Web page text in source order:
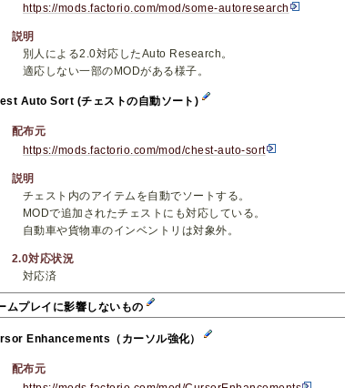
https://mods.factorio.com/mod/some-autoresearch
説明
別人による2.0対応したAuto Research。
適応しない一部のMODがある様子。
Auto Sort (チェストの自動ソート)
配布元
https://mods.factorio.com/mod/chest-auto-sort
説明
チェスト内のアイテムを自動でソートする。
MODで追加されたチェストにも対応している。
自動車や貨物車のインベントリは対象外。
2.0対応状況
対応済
ムプレイに影響しないもの
Enhancements（カーソル強化）
配布元